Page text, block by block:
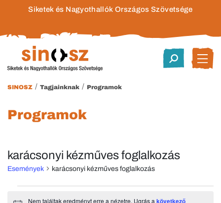
Siketek és Nagyothallók Országos Szövetsége
SINOSZ / Tagjainknak / Programok
Programok
karácsonyi kézműves foglalkozás
Események karácsonyi kézműves foglalkozás
Események
Nem találtak eredményt erre a nézetre. Ugrás akövetkező